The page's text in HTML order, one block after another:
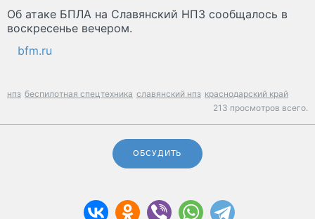
Об атаке БПЛА на Славянский НПЗ сообщалось в
воскресенье вечером.
bfm.ru
нпз беспилотная спецтехника славянский нпз краснодарский край
213 просмотров всего.
ОБСУДИТЬ